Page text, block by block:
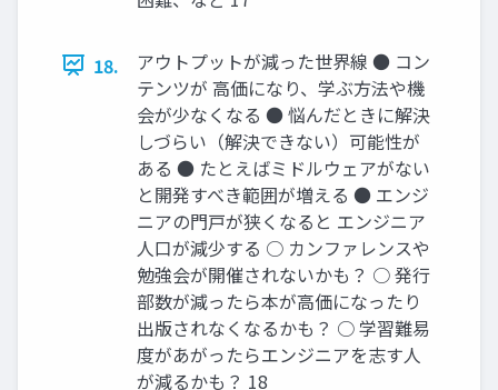
18.
アウトプットが減った世界線 ● コン
テンツが 高価になり、学ぶ方法や機
会が少なくなる ● 悩んだときに解決
しづらい（解決できない）可能性が
ある ● たとえばミドルウェアがない
と開発すべき範囲が増える ● エンジ
ニアの門戸が狭くなると エンジニア
人口が減少する ○ カンファレンスや
勉強会が開催されないかも？ ○ 発行
部数が減ったら本が高価になったり
出版されなくなるかも？ ○ 学習難易
度があがったらエンジニアを志す人
が減るかも？ 18